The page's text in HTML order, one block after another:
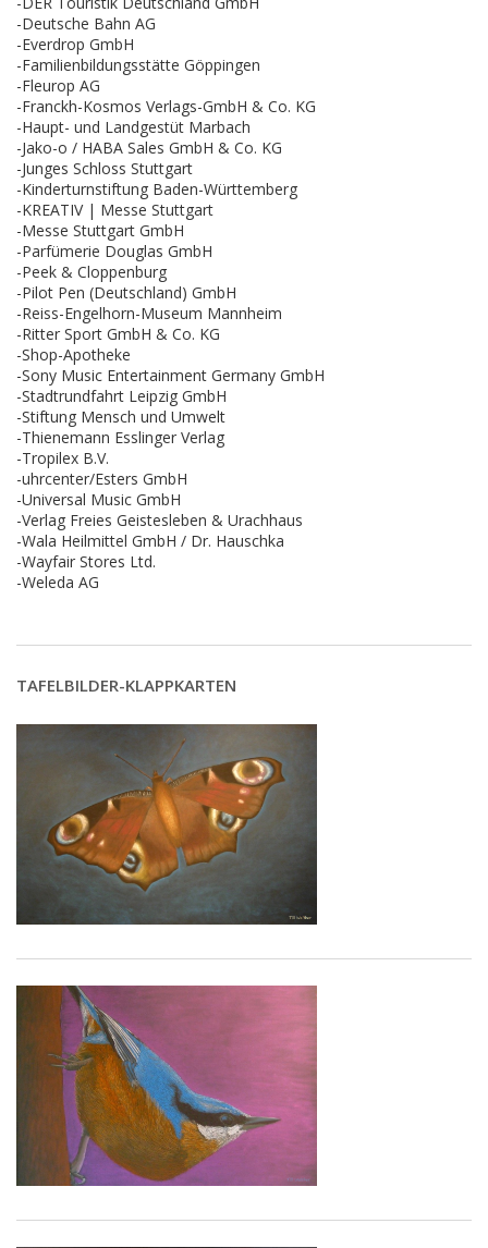
-Deutsche Bahn AG
-Everdrop GmbH
-Familienbildungsstätte Göppingen
-Fleurop AG
-Franckh-Kosmos Verlags-GmbH & Co. KG
-Haupt- und Landgestüt Marbach
-Jako-o / HABA Sales GmbH & Co. KG
-Junges Schloss Stuttgart
-Kinderturnstiftung Baden-Württemberg
-KREATIV | Messe Stuttgart
-Messe Stuttgart GmbH
-Parfümerie Douglas GmbH
-Peek & Cloppenburg
-Pilot Pen (Deutschland) GmbH
-Reiss-Engelhorn-Museum Mannheim
-Ritter Sport GmbH & Co. KG
-Shop-Apotheke
-Sony Music Entertainment Germany GmbH
-Stadtrundfahrt Leipzig GmbH
-Stiftung Mensch und Umwelt
-Thienemann Esslinger Verlag
-Tropilex B.V.
-uhrcenter/Esters GmbH
-Universal Music GmbH
-Verlag Freies Geistesleben & Urachhaus
-Wala Heilmittel GmbH / Dr. Hauschka
-Wayfair Stores Ltd.
-Weleda AG
TAFELBILDER-KLAPPKARTEN